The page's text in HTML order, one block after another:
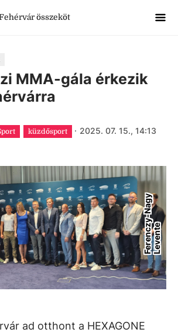
összeköt
MMA-gála érkezik
küzdősport · 2025. 07. 15., 14:13
F
e
r
e
n
cz
y
-
N
a
g
y
L
e
v
e
n
te
ad otthont a HEXAGONE